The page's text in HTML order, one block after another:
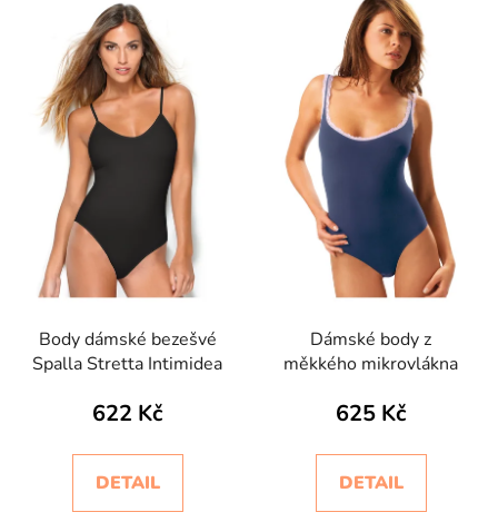
Body dámské bezešvé
Spalla Stretta Intimidea
622 Kč
DETAIL
Dámské body z
měkkého mikrovlákna
625 Kč
DETAIL